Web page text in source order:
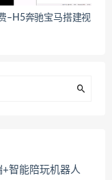
–H5奔驰宝马搭建视
智能陪玩机器人